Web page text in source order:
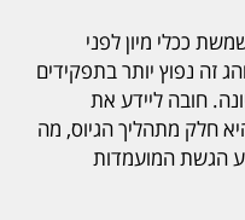
ככלי מיון לפני
זה נפוץ יותר בתפקידים
חובה ליידע את
חלק מתהליך הגיוס, מה
הגשת המועמדות